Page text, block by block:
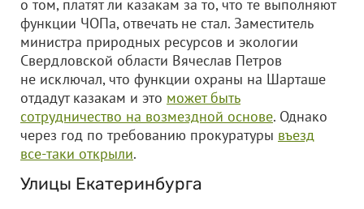
о том, платят ли казакам за то, что те выполняют
функции ЧОПа, отвечать не стал. Заместитель
министра природных ресурсов и экологии
Свердловской области Вячеслав Петров
не исключал, что функции охраны на Шарташе
отдадут казакам и это может быть
сотрудничество на возмездной основе. Однако
через год по требованию прокуратуры въезд
все-таки открыли.
Улицы Екатеринбурга